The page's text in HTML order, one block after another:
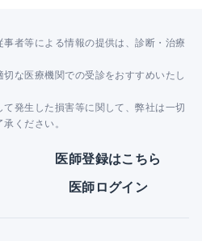
者等による情報の提供は、診断・治療
な医療機関での受診をおすすめいたし
発生した損害等に関して、弊社は一切
ください。
医師登録はこちら
医師ログイン